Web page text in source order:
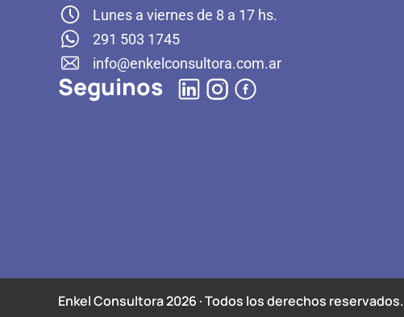
Lunes a viernes de 8 a 17 hs.
291 503 1745
info@enkelconsultora.com.ar
Seguinos
Enkel Consultora 2026 · Todos los derechos reservados.